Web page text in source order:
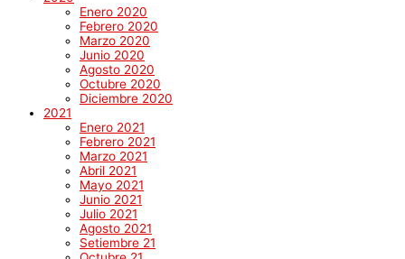
Enero 2020
Febrero 2020
Marzo 2020
Junio 2020
Agosto 2020
Octubre 2020
Diciembre 2020
2021
Enero 2021
Febrero 2021
Marzo 2021
Abril 2021
Mayo 2021
Junio 2021
Julio 2021
Agosto 2021
Setiembre 21